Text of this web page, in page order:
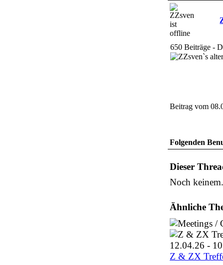
650 Beiträge -
Beitrag vom
Folgenden
Dieser
Noch
Ähnliche
Z & ZX